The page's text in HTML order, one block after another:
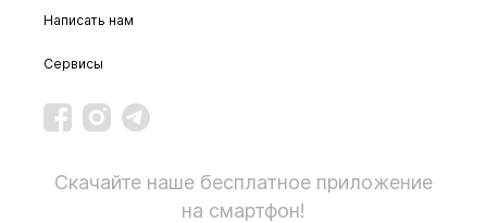
Написать нам
Сервисы
Скачайте наше бесплатное приложение
на смартфон!